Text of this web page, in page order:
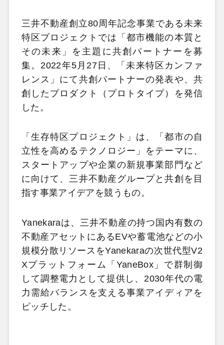
三井不動産創立80周年記念事業である未来
特区プロジェクトでは「都市機能の本質と
その未来」を主題に共創パートナーを募
集。2022年5月27日、「未来特区カンファ
レンス」にて共創パートナーの発表や、共
創したプロダクト（プロトタイプ）を発信
した。
「生存特区プロジェクト」は、「都市の自
立性を高めるテクノロジー」をテーマに、
スタートアップや企業の新規事業部門など
に向けて、三井不動産グループと共創を目
指す事業アイデアを競うもの。
Yanekaraは、三井不動産の持つ国内有数の
不動産アセットにあるEVや蓄電池などの小
規模分散リソースをYanekaraの次世代型V2
Xプラットフォーム「YaneBox」で群制御
して調整電力として提供し、2030年代の電
力需給バランスを支える事業アイディアを
ピッチした。